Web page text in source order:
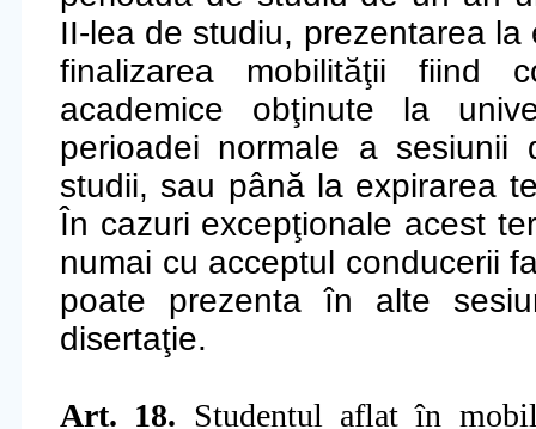
II-lea de studiu, prezentarea
finalizarea mobilităţii fiind
academice obţinute la
perioadei normale a sesiunii
studii, sau până la expirarea
În cazuri excepţionale acest
numai cu acceptul conducerii
poate prezenta în alte
disertaţie.
Art. 18. Studentul aflat în